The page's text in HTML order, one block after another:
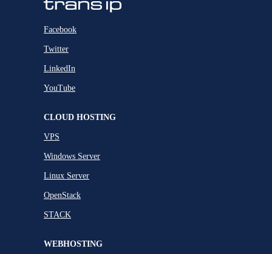
Facebook
Twitter
LinkedIn
YouTube
CLOUD HOSTING
VPS
Windows Server
Linux Server
OpenStack
STACK
WEBHOSTING